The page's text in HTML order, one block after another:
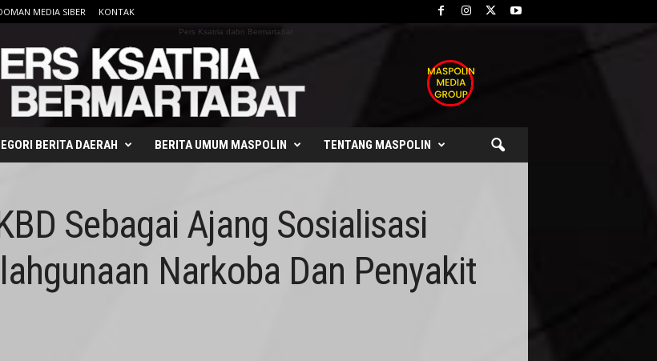
MEDIA SIBER KONTAK
Pers Ksatria dabn Bermartabat
BERITA DAERAH BERITA UMUM MASPOLIN TENTANG MASPOLIN
Sebagai Ajang Sosialisasi
Narkoba Dan Penyakit